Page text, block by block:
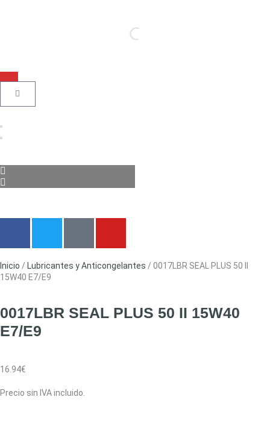
Inicio / Lubricantes y Anticongelantes / 0017LBR SEAL PLUS 50 II
15W40 E7/E9
0017LBR SEAL PLUS 50 II 15W40
E7/E9
16.94€
Precio sin IVA incluido.